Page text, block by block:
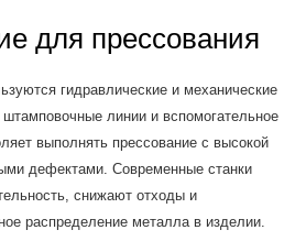
для прессования
гидравлические и механические
линии и вспомогательное
выполнять прессование с высокой
дефектами. Современные станки
снижают отходы и
распределение металла в изделии.